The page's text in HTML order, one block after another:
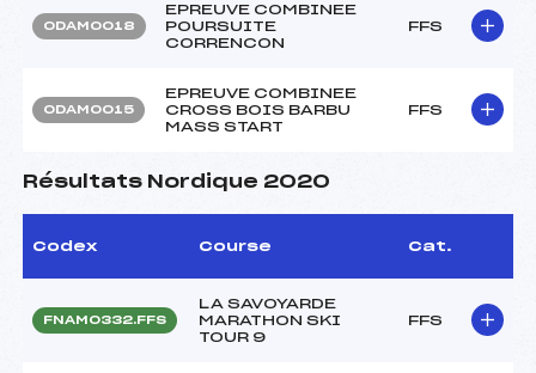
ODAM0018
EPREUVE COMBINEE
POURSUITE
CORRENCON
FFS
ODAM0015
EPREUVE COMBINEE
CROSS BOIS BARBU
MASS START
FFS
Résultats Nordique 2020
Codex Course Cat.
FNAM0332.FFS
LA SAVOYARDE
MARATHON SKI
TOUR 9
FFS